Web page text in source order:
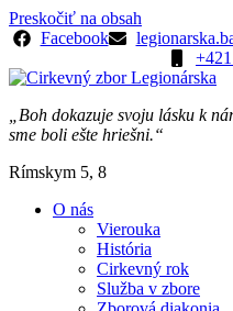
Preskočiť na obsah
Facebook
„Boh dokazuje svoju lásku k
sme boli ešte hriešni.“
Rímskym 5, 8
O nás
Vierouka
História
Cirkevný rok
Služba v zbore